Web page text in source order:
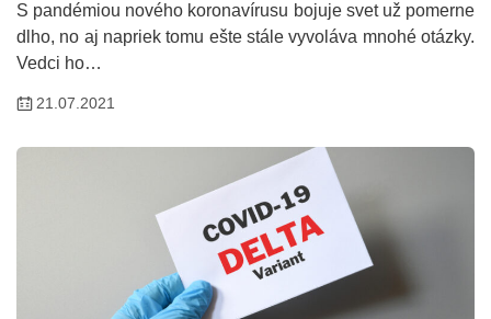
S pandémiou nového koronavírusu bojuje svet už pomerne
dlho, no aj napriek tomu ešte stále vyvoláva mnohé otázky.
Vedci ho…
21.07.2021